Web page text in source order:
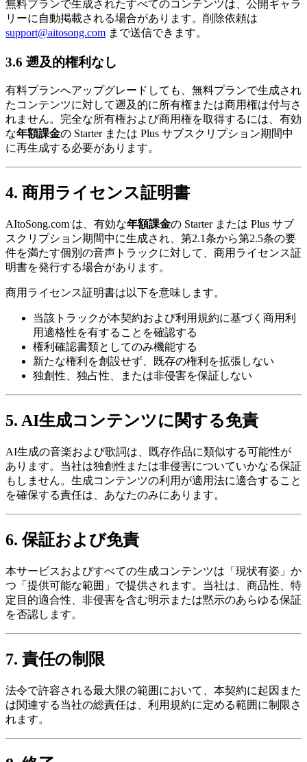
無料プランで生成されたすべてのコンテンツは、公開ギャラ
リーに自動掲載される場合があります。削除依頼は
support@aitosong.com まで送信できます。
3.6 遡及的権利なし
有料プランへアップグレードしても、無料プランで生成され
たコンテンツに対して遡及的に所有権または商用権は付与さ
れません。完全な所有権および商用権を取得するには、有効
な年額課金の Starter または Plus サブスクリプション期間中
に再生成する必要があります。
4. 商用ライセンス証明書
AItoSong.com は、有効な年額課金の Starter または Plus サブ
スクリプション期間中に生成され、第2.1条から第2.5条の要
件を満たす個別の音声トラックに対して、商用ライセンス証
明書を発行する場合があります。
商用ライセンス証明書は以下を意味します。
当該トラックが本契約および利用規約に基づく商用利
用適格性を有することを確認する
権利確認書類としてのみ機能する
新たな権利を創設せず、既存の権利を拡張しない
独創性、独占性、または非侵害を保証しない
5. AI生成コンテンツに関する免責
AI生成の音楽および歌詞は、既存作品に類似する可能性が
あります。当社は独創性または非侵害についていかなる保証
もしません。生成コンテンツの利用が適用法に適合すること
を確保する責任は、あなたのみにあります。
6. 保証および免責
本サービスおよびすべての生成コンテンツは「現状有姿」か
つ「提供可能な範囲」で提供されます。当社は、商品性、特
定目的適合性、非侵害を含む明示または黙示のあらゆる保証
を否認します。
7. 責任の制限
法令で許容される最大限の範囲において、本契約に起因また
は関連する当社の総責任は、利用規約に定める範囲に制限さ
れます。